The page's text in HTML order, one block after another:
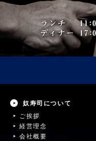
奴寿司について
ご挨拶
経営理念
会社概要